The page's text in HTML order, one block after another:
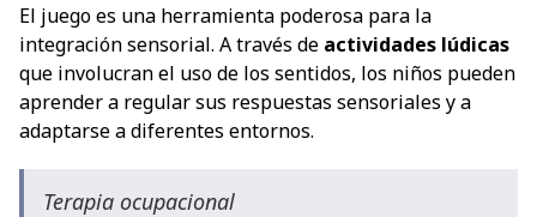
El juego es una herramienta poderosa para la
integración sensorial. A través de actividades lúdicas
que involucran el uso de los sentidos, los niños pueden
aprender a regular sus respuestas sensoriales y a
adaptarse a diferentes entornos.
Terapia ocupacional